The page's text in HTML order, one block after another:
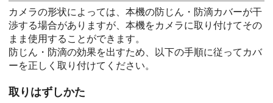
カメラの形状によっては、本機の防じん・防滴カバーが干
渉する場合がありますが、本機をカメラに取り付けてその
まま使用することができます。
防じん・防滴の効果を出すため、以下の手順に従ってカバ
ーを正しく取り付けてください。
取りはずしかた